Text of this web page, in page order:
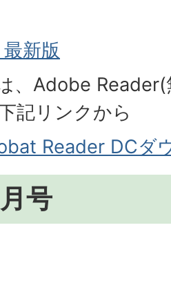
新版
、Adobe
記リンクから
Reader DCダ
号